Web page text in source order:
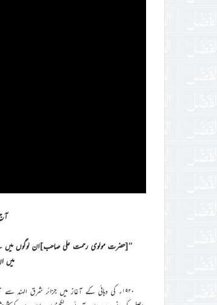
’’[حضرت مولوی رحمت علی صاحب]ان لوگوں میں سے
میں
۱۹۲۰ء کی دہائی کے آغاز میں جزائر شرق